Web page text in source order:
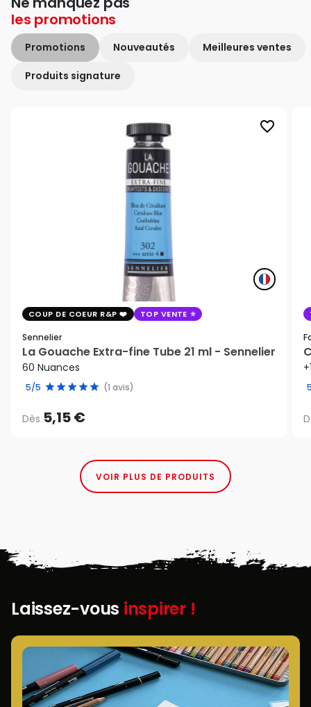
les promotions
Promotions Nouveautés Meilleures ventes
Produits signature
favorite_border
COUP DE COEUR R&P TOP VENTE
Sennelier
La Gouache Extra-fine Tube 21 ml - Sennelier
60 Nuances
5/5 (1 avis)
Dès 5,15 €
VOIR PLUS DE PRODUITS
Laissez-vous inspirer !